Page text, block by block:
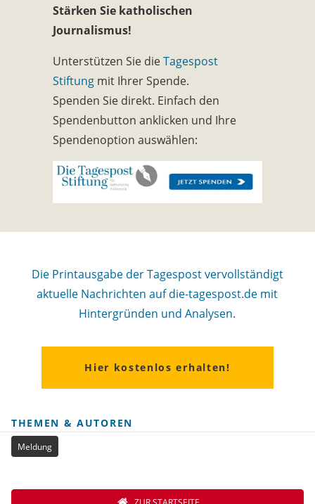
Stärken Sie katholischen
Journalismus!
Unterstützen Sie dieTagespost
Stiftung mit Ihrer Spende.
Spenden Sie direkt. Einfach den
Spendenbutton anklicken und Ihre
Spendenoption auswählen:
Die Printausgabe der Tagespost vervollständigt
aktuelle Nachrichten auf die-tagespost.de mit
Hintergründen und Analysen.
Hier kostenlos erhalten!
THEMEN & AUTOREN
Meldung